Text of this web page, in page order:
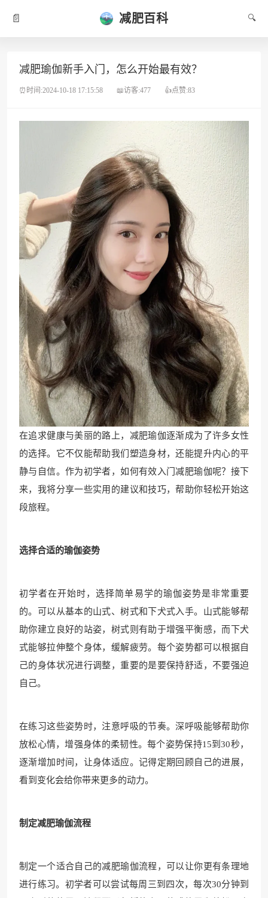
📄 减肥百科 🔍
减肥瑜伽新手入门，怎么开始最有效？
⏰时间:2024-10-18 17:15:58 📖访客:477 👍点赞:83
在追求健康与美丽的路上，减肥瑜伽逐渐成为了许多女性
的选择。它不仅能帮助我们塑造身材，还能提升内心的平
静与自信。作为初学者，如何有效入门减肥瑜伽呢？接下
来，我将分享一些实用的建议和技巧，帮助你轻松开始这
段旅程。
选择合适的瑜伽姿势
初学者在开始时，选择简单易学的瑜伽姿势是非常重要
的。可以从基本的山式、树式和下犬式入手。山式能够帮
助你建立良好的站姿，树式则有助于增强平衡感，而下犬
式能够拉伸整个身体，缓解疲劳。每个姿势都可以根据自
己的身体状况进行调整，重要的是要保持舒适，不要强迫
自己。
在练习这些姿势时，注意呼吸的节奏。深呼吸能够帮助你
放松心情，增强身体的柔韧性。每个姿势保持15到30秒，
逐渐增加时间，让身体适应。记得定期回顾自己的进展，
看到变化会给你带来更多的动力。
制定减肥瑜伽流程
制定一个适合自己的减肥瑜伽流程，可以让你更有条理地
进行练习。初学者可以尝试每周三到四次，每次30分钟到